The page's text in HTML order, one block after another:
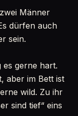
Männer
dürfen auch
sein.
es gerne hart.
aber im Bett ist
wild. Zu ihr
sind tief“ eins